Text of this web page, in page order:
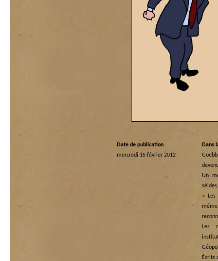
Date de publication
mercredi 15 février 2012
Dans
Un
« Les
Les
Écrits